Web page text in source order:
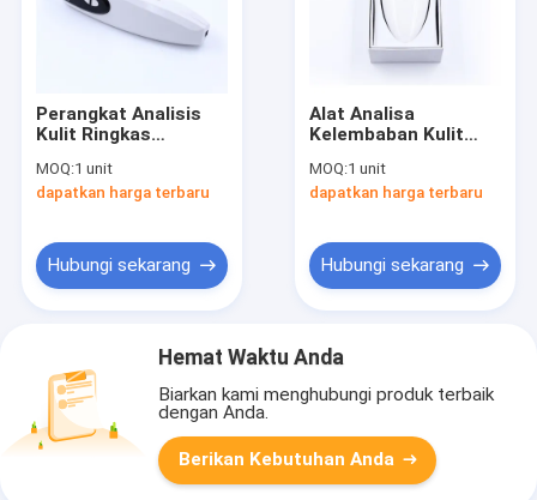
Perangkat Analisis
Kulit Ringkas
Kelembaban Kulit
Digital Dengan
MOQ:1 unit
dapatkan harga terbaru
Hubungi sekarang
Alat Analisa
Kelembaban Kulit
Wifi Mendukung
Mobilephone Dan PC
MOQ:1 unit
dapatkan harga terbaru
Hubungi sekarang
Hemat Waktu Anda
Biarkan kami menghubungi produk terbaik
dengan Anda.
Berikan Kebutuhan Anda